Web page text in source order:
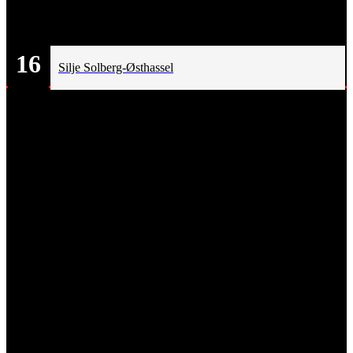
16 Silje Solberg-Østhassel